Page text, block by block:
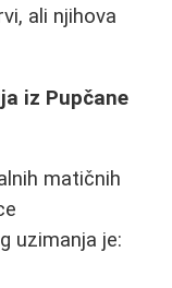
ali njihova
iz Pupčane
matičnih
uzimanja je: